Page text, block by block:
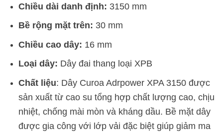
Chiều dài danh định: 3150 mm
Bề rộng mặt trên: 30 mm
Chiều cao dây: 16 mm
Loại dây: Dây đai thang loại XPB
Chất liệu: Dây Curoa Adrpower XPA 3150 được
sản xuất từ cao su tổng hợp chất lượng cao, chịu
nhiệt, chống mài mòn và kháng dầu. Bề mặt dây
được gia công với lớp vải đặc biệt giúp giảm ma